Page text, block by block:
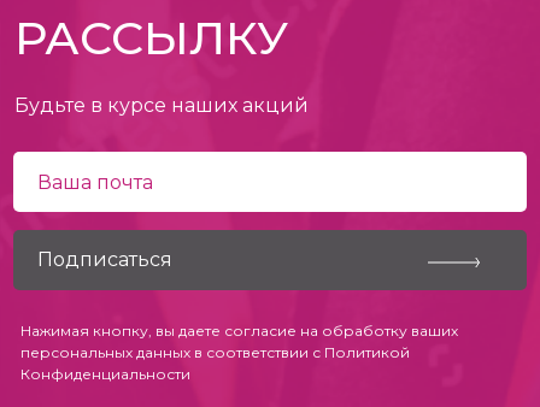
РАССЫЛКУ
Будьте в курсе наших акций
Нажимая кнопку, вы даете согласие на обработку ваших
персональных данных в соответствии с Политикой
Конфиденциальности